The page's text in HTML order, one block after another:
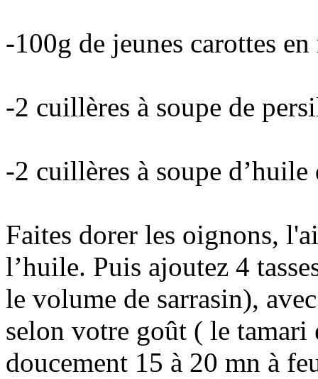
-100g de jeunes carottes
-2 cuillères à soupe de
-2 cuillères à soupe
Faites dorer les oignons,
l’huile. Puis ajoutez 4
le volume de sarrasin),
selon votre goût ( le tamari
doucement 15 à 20 mn à